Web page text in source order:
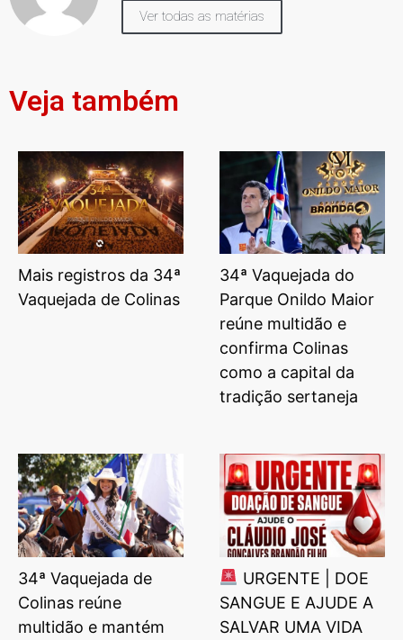
Ver todas as matérias
Veja também
Mais registros da 34ª
Vaquejada de Colinas
34ª Vaquejada do
Parque Onildo Maior
reúne multidão e
confirma Colinas
como a capital da
tradição sertaneja
34ª Vaquejada de
Colinas reúne
multidão e mantém
URGENTE | DOE
SANGUE E AJUDE A
SALVAR UMA VIDA